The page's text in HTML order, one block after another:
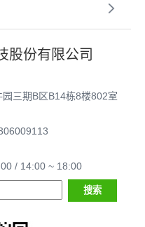
股份有限公司
三期B区B14栋8楼802室
/ 14:00 ~ 18:00